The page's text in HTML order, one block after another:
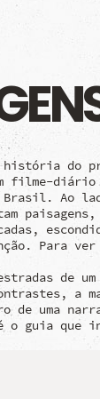
a história do
filme-diário
Ao
paisagens,
Para
de
a
de uma
o guia que